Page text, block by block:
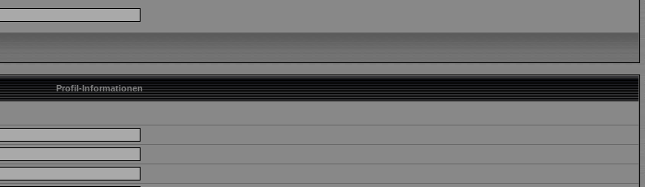
Profil-Informationen